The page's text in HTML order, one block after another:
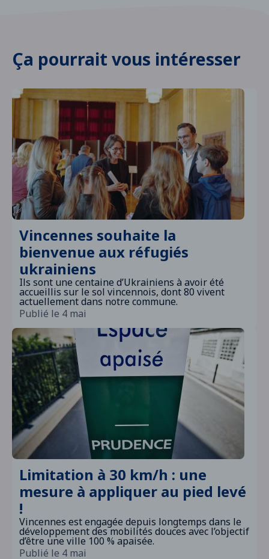
Ça pourrait vous intéresser
Vincennes souhaite la
bienvenue aux réfugiés
ukrainiens
Ils sont une centaine d’Ukrainiens à avoir été
accueillis sur le sol vincennois, dont 80 vivent
actuellement dans notre commune.
Publié le 4 mai
Limitation à 30 km/h : une
mesure à appliquer au pied levé
!
Vincennes est engagée depuis longtemps dans le
développement des mobilités douces avec l’objectif
d’être une ville 100 % apaisée.
Publié le 4 mai